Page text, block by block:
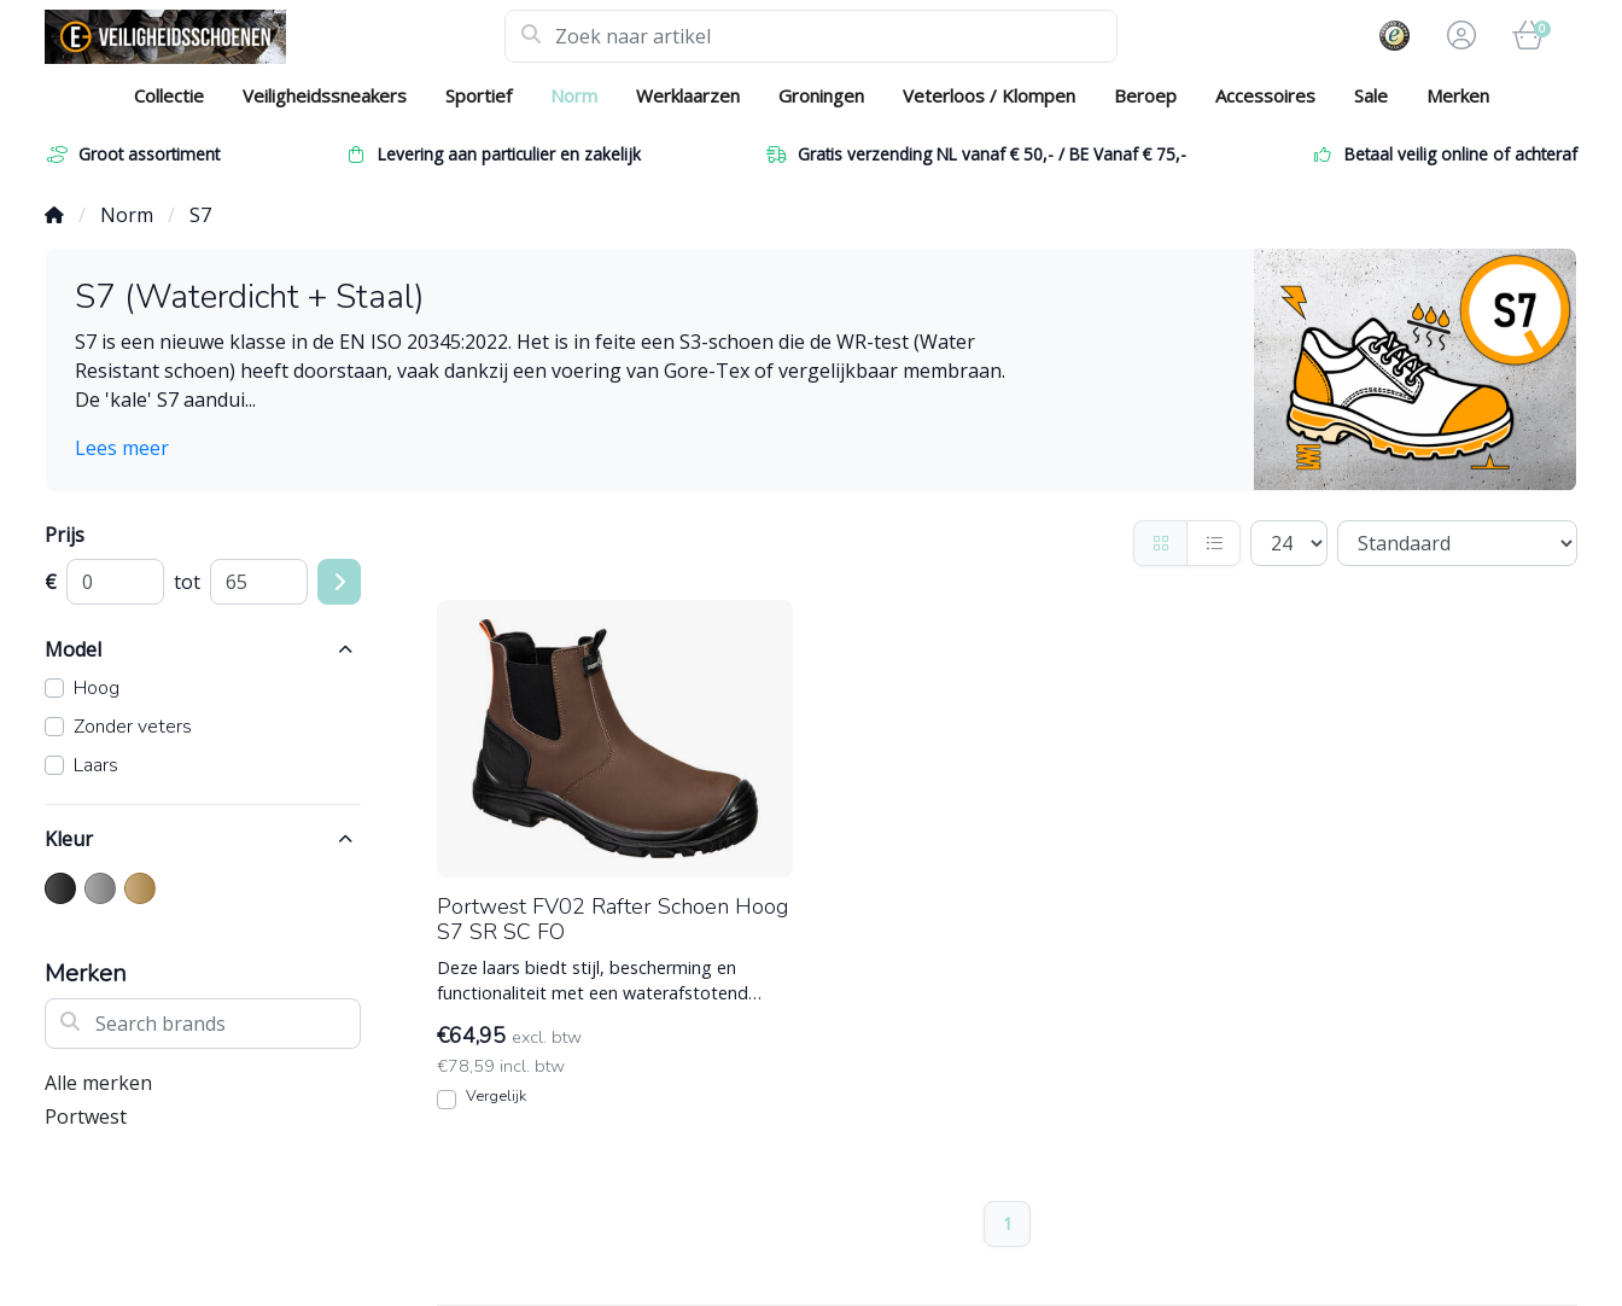
0
Collectie Veiligheidssneakers Sportief Norm Werklaarzen Groningen Veterloos / Klompen Beroep Accessoires Sale Merken
Groot assortiment Levering aan particulier en zakelijk Gratis verzending NL vanaf € 50,- / BE Vanaf € 75,- Betaal veilig online of achteraf
Norm S7
S7 (Waterdicht + Staal)
S7 is een nieuwe klasse in de EN ISO 20345:2022. Het is in feite een S3-schoen die de WR-test (Water
Resistant schoen) heeft doorstaan, vaak dankzij een voering van Gore-Tex of vergelijkbaar membraan.
De 'kale' S7 aandui...
Lees meer
Prijs
€
tot
Model
Hoog
Zonder veters
Laars
Kleur
Merken
Zoek in dit merk
Alle merken
Portwest
Portwest FV02 Rafter Schoen Hoog
S7 SR SC FO
Deze laars biedt stijl, bescherming en
functionaliteit met een waterafstotend
Staal)
€64,95 excl. btw
€78,59 incl. btw
Vergelijk
1